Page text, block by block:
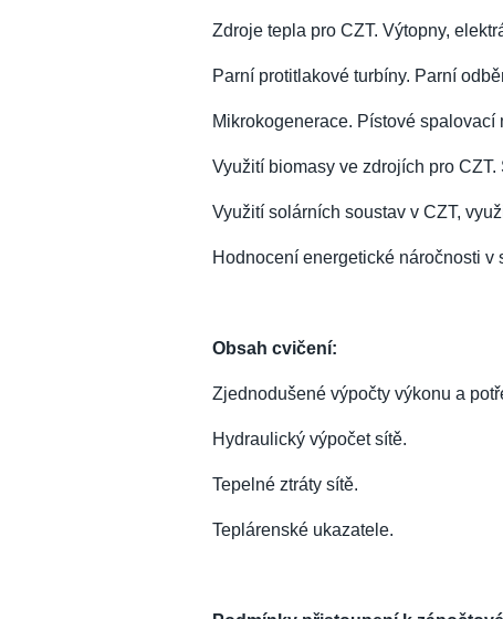
Zdroje tepla pro CZT. Výtopny,
Parní protitlakové turbíny. Parní
Mikrokogenerace. Pístové
Využití biomasy ve zdrojích pro
Využití solárních soustav v CZT,
Hodnocení energetické náročnosti
Obsah cvičení:
Zjednodušené výpočty výkonu a
Hydraulický výpočet sítě.
Tepelné ztráty sítě.
Teplárenské ukazatele.